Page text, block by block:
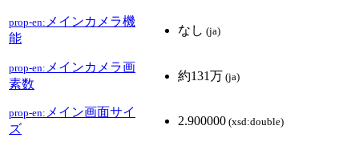
prop-en: メインカメラ機
能
なし (ja)
prop-en: メインカメラ画
素数
約131万 (ja)
prop-en: メイン画面サイ
ズ
2.900000 (xsd:double)